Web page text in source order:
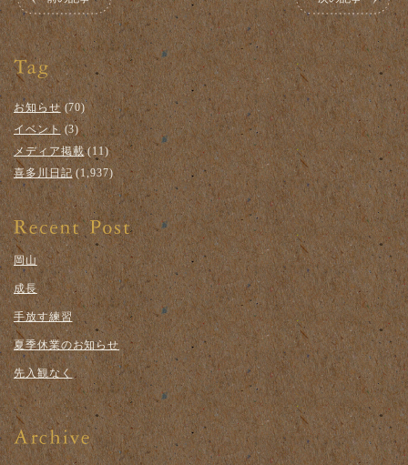
お知らせ (70)
イベント(3)
メディア掲載(11)
喜多川日記(1,937)
岡山
成長
手放す練習
夏季休業のお知らせ
先入観なく